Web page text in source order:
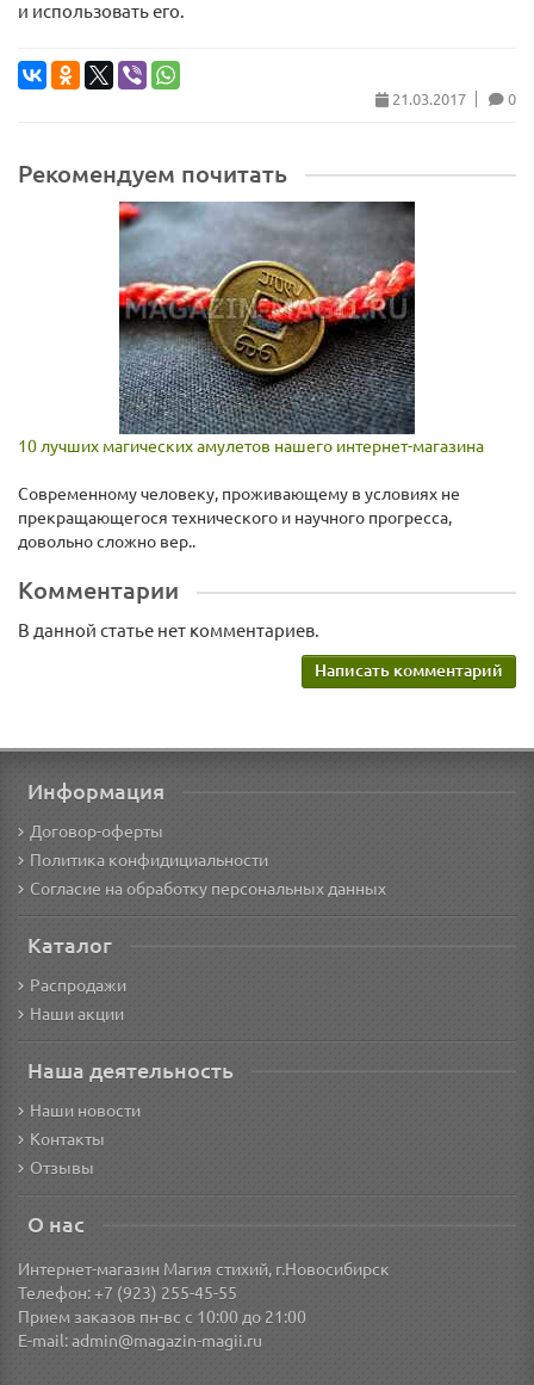
и использовать его.
21.03.2017 0
Рекомендуем почитать
10 лучших магических амулетов нашего интернет-магазина
Современному человеку, проживающему в условиях не
прекращающегося технического и научного прогресса,
довольно сложно вер..
Комментарии
В данной статье нет комментариев.
Написать комментарий
Информация
Договор-оферты
Политика конфидициальности
Согласие на обработку персональных данных
Каталог
Распродажи
Наши акции
Наша деятельность
Наши новости
Контакты
Отзывы
О нас
Интернет-магазин Магия стихий, г.Новосибирск
Телефон: +7 (923) 255-45-55
Прием заказов пн-вс с 10:00 до 21:00
E-mail:admin@magazin-magii.ru